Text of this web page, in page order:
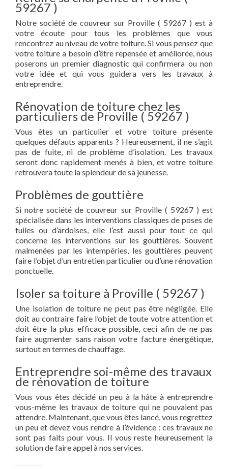
59267 )
Notre société de couvreur sur Proville ( 59267 ) est à
votre écoute pour tous les problèmes que vous
rencontrez au niveau de votre toiture. Si vous pensez que
votre toiture a besoin d’être repensée et améliorée, nous
poserons un premier diagnostic qui confirmera ou non
votre idée et qui vous guidera vers les travaux à
entreprendre.
Rénovation de toiture chez les
particuliers de Proville ( 59267 )
Vous êtes un particulier et votre toiture présente
quelques défauts apparents ? Heureusement, il ne s’agit
pas de fuite, ni de problème d’isolation. Les travaux
seront donc rapidement menés à bien, et votre toiture
retrouvera toute la splendeur de sa jeunesse.
Problèmes de gouttière
Si notre société de couvreur sur Proville ( 59267 ) est
spécialisée dans les interventions classiques de poses de
tuiles ou d’ardoises, elle l’est aussi pour tout ce qui
concerne les interventions sur les gouttières. Souvent
malmenées par les intempéries, les gouttières peuvent
faire l’objet d’un entretien particulier ou d’une rénovation
ponctuelle.
Isoler sa toiture à Proville ( 59267 )
Une isolation de toiture ne peut pas être négligée. Elle
doit au contraire faire l’objet de toute votre attention et
doit être la plus efficace possible, ceci afin de ne pas
faire augmenter sans raison votre facture énergétique,
surtout en termes de chauffage.
Entreprendre soi-même des travaux
de rénovation de toiture
Vous vous êtes décidé un peu à la hâte à entreprendre
vous-même les travaux de toiture qui ne pouvaient pas
attendre. Maintenant, que vous êtes lancé, vous regrettez
un peu et devez vous rendre à l’évidence : ces travaux ne
sont pas faits pour vous. Il vous reste heureusement la
solution de faire appel à nos services.